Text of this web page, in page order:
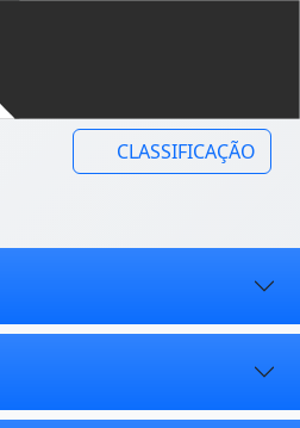
CLASSIFICAÇÃO